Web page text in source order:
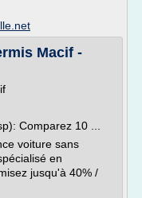
Macif -
Comparez 10 ...
voiture sans
en
jusqu'à 40% /